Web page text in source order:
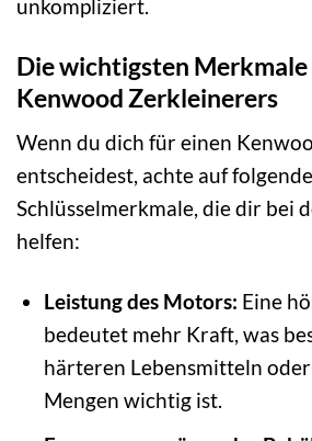
unkompliziert.
Die wichtigsten Merkmale
Kenwood Zerkleinerers
Wenn du dich für einen
entscheidest, achte auf folgende
Schlüsselmerkmale, die dir bei
helfen:
Leistung des Motors: Eine
bedeutet mehr Kraft, was
härteren Lebensmitteln
Mengen wichtig ist.